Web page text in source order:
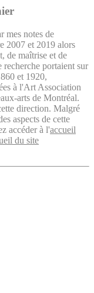
mes notes de
2007 et 2019 alors
de maîtrise et de
recherche portaient sur
et 1920,
à l'Art Association
arts de Montréal.
direction. Malgré
aspects de cette
accéder à l'accueil
du site